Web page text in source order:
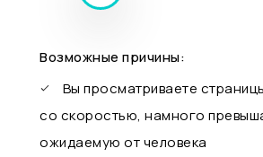
Возможные причины:
Вы просматриваете
со скоростью, намного
ожидаемую от человека